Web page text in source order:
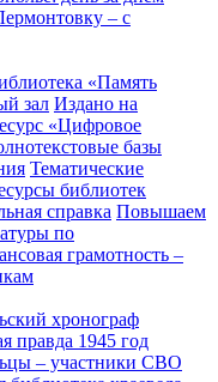
– с
«Память
зал Издано на
«Цифровое
базы
Тематические
библиотек
справка Повышаем
по
грамотность –
хронограф
правда 1945 год
– участники СВО